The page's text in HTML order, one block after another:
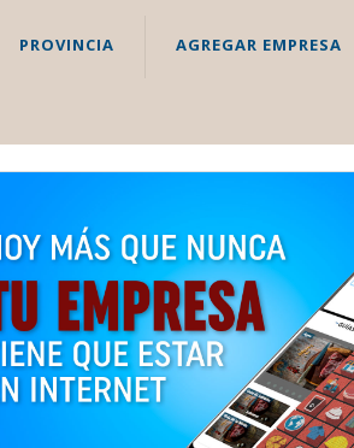
PROVINCIA AGREGAR EMPRESA